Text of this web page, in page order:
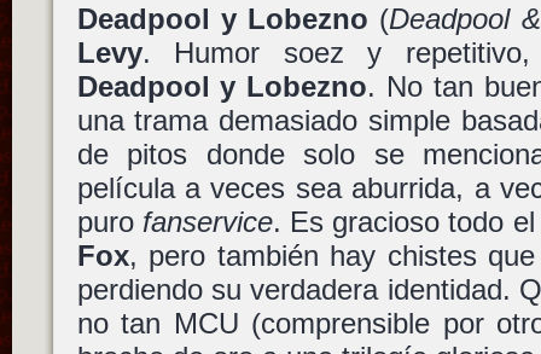
Deadpool y Lobezno (Deadpool
Levy. Humor soez y
Deadpool y Lobezno. No tan
una trama demasiado simple
de pitos donde solo se
película a veces sea aburrida, a
puro fanservice. Es gracioso todo
Fox, pero también hay chistes
perdiendo su verdadera identidad.
no tan MCU (comprensible por